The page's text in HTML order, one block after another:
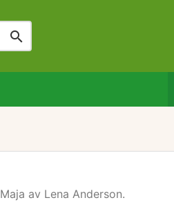

av Lena Anderson.